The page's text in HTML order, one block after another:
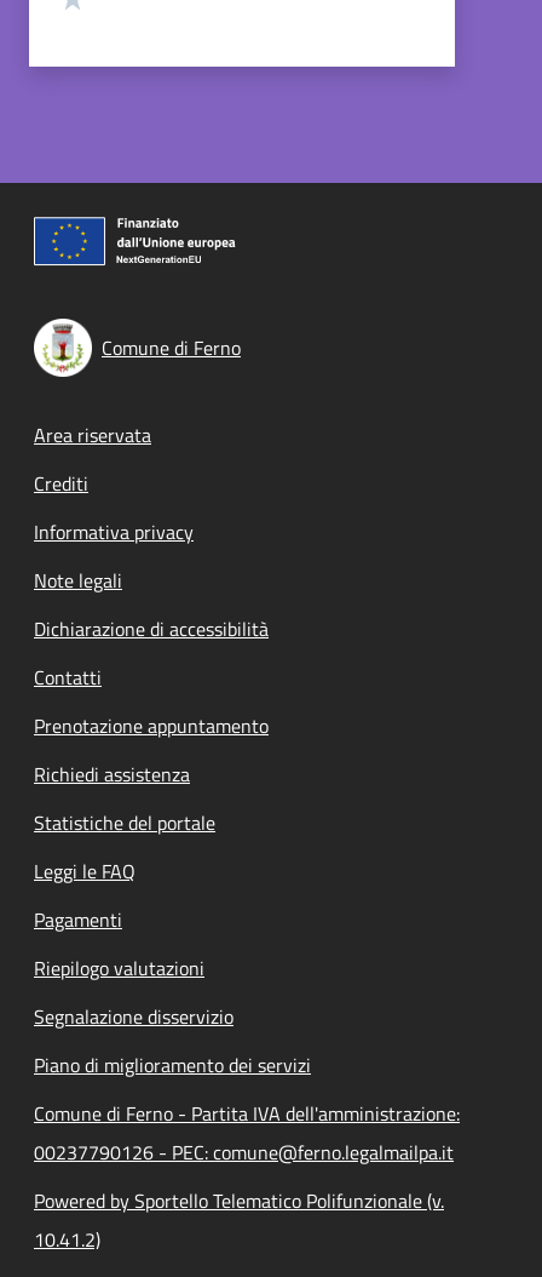
Comune di Ferno
Footer menu
Area riservata
Crediti
Informativa privacy
Note legali
Dichiarazione di accessibilità
Contatti
Prenotazione appuntamento
Richiedi assistenza
Statistiche del portale
Leggi le FAQ
Pagamenti
Riepilogo valutazioni
Segnalazione disservizio
Piano di miglioramento dei servizi
Comune di Ferno - Partita IVA dell'amministrazione:
00237790126 - PEC: comune@ferno.legalmailpa.it
Powered by Sportello Telematico Polifunzionale (v.
10.41.2)